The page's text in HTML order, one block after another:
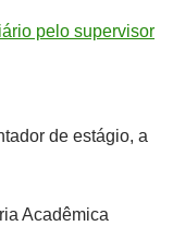
pelo supervisor
de estágio, a
Acadêmica